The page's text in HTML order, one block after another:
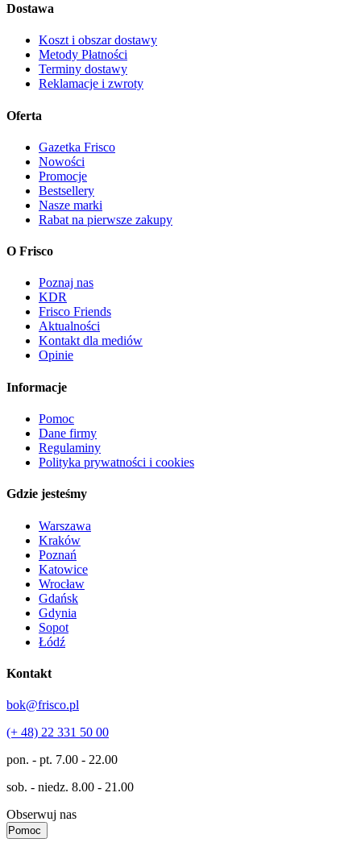
Dostawa
Koszt i obszar dostawy
Metody Płatności
Terminy dostawy
Reklamacje i zwroty
Oferta
Gazetka Frisco
Nowości
Promocje
Bestsellery
Nasze marki
Rabat na pierwsze zakupy
O Frisco
Poznaj nas
KDR
Frisco Friends
Aktualności
Kontakt dla mediów
Opinie
Informacje
Pomoc
Dane firmy
Regulaminy
Polityka prywatności i cookies
Gdzie jesteśmy
Warszawa
Kraków
Poznań
Katowice
Wrocław
Gdańsk
Gdynia
Sopot
Łódź
Kontakt
bok@frisco.pl
(+ 48) 22 331 50 00
pon. - pt. 7.00 - 22.00
sob. - niedz. 8.00 - 21.00
Obserwuj nas
Pomoc